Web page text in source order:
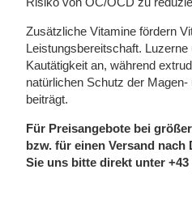
Risiko von OC/OCD zu
Zusätzliche Vitamine fördern
Leistungsbereitschaft.
Kautätigkeit an, während
natürlichen Schutz der
beiträgt.
Für Preisangebote bei
bzw. für einen Versand
Sie uns bitte direkt unter +43